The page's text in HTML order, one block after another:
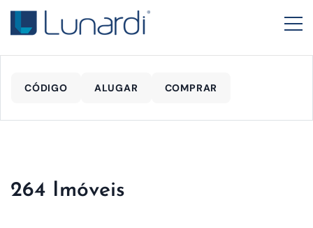
CÓDIGO ALUGAR COMPRAR
264 Imóveis